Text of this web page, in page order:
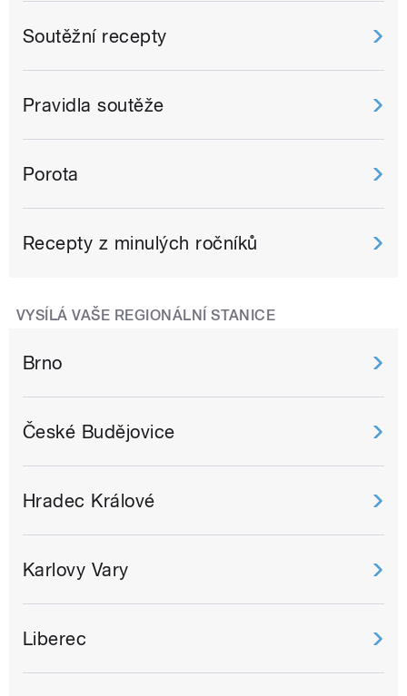
Soutěžní recepty
Pravidla soutěže
Porota
Recepty z minulých ročníků
VYSÍLÁ VAŠE REGIONÁLNÍ STANICE
Brno
České Budějovice
Hradec Králové
Karlovy Vary
Liberec